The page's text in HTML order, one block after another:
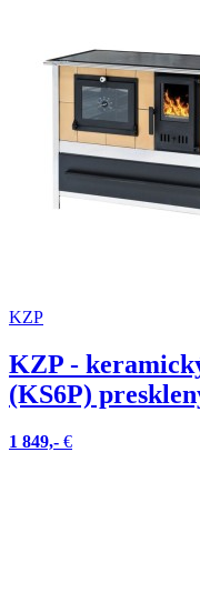
KZP
KZP -
(KS6P)
1 849,- €